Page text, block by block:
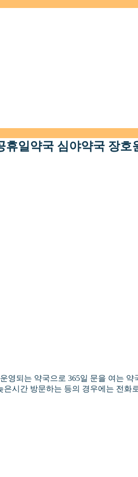
휴일약국 심야약국 장호
영되는 약국으로 365일 문을 여는 약
시간 방문하는 등의 경우에는 전화